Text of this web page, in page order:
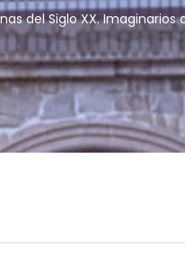
del Siglo XX. Imaginarios